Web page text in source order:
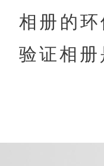
相册的
验证相